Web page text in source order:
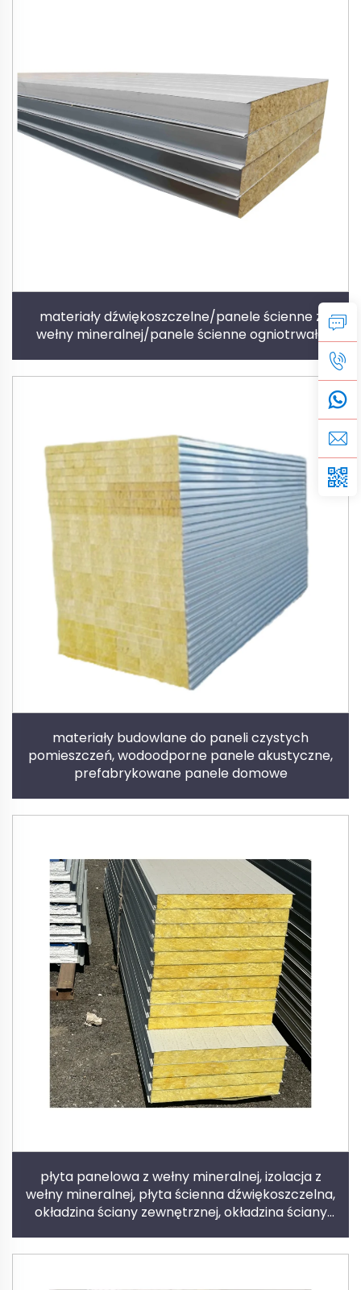
materiały dźwiękoszczelne/panele ścienne z
wełny mineralnej/panele ścienne ogniotrwałe
materiały budowlane do paneli czystych
pomieszczeń, wodoodporne panele akustyczne,
prefabrykowane panele domowe
płyta panelowa z wełny mineralnej, izolacja z
wełny mineralnej, płyta ścienna dźwiękoszczelna,
okładzina ściany zewnętrznej, okładzina ściany